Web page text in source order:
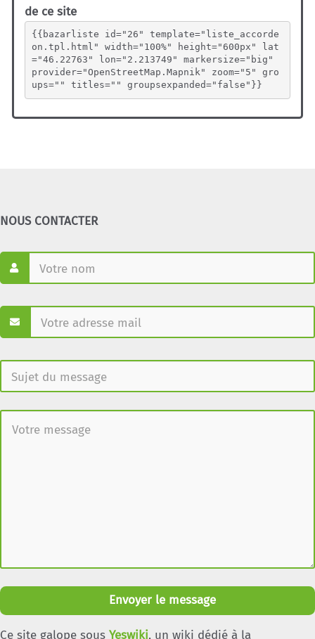
de ce site
{{bazarliste id="26" template="liste_accorde
on.tpl.html" width="100%" height="600px" lat
="46.22763" lon="2.213749" markersize="big"
provider="OpenStreetMap.Mapnik" zoom="5" gro
ups="" titles="" groupsexpanded="false"}}
NOUS CONTACTER
Envoyer le message
Ce site galope sous Yeswiki, un wiki dédié à la